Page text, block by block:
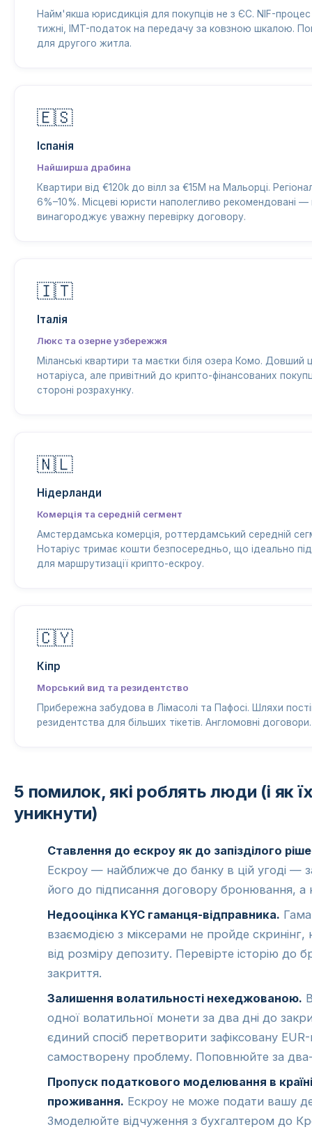
Найм'якша юрисдикція для покупців не з ЄС. NIF-
тижні, IMT-податок на передачу за ковзною шкалою.
для другого житла.
🇪🇸
Іспанія
Найширша драбина
Квартири від €120k до вілл за €15M на Мальорці.
6%–10%. Місцеві юристи наполегливо рекомендовані —
винагороджує уважну перевірку договору.
🇮🇹
Італія
Люкс та озерне узбережжя
Міланські квартири та маєтки біля озера Комо. Довший
нотаріуса, але привітний до крипто-фінансованих
стороні розрахунку.
🇳🇱
Нідерланди
Комерція та середній сегмент
Амстердамська комерція, роттердамський середній
Нотаріус тримає кошти безпосередньо, що ідеально
для маршрутизації крипто-ескроу.
🇨🇾
Кіпр
Морський вид та резидентство
Прибережна забудова в Лімасолі та Пафосі. Шляхи
резидентства для більших тікетів. Англомовні договори.
5 помилок, які роблять люди (і як
уникнути)
Ставлення до ескроу як до запізділого
Ескроу — найближче до банку в цій угоді —
його до підписання договору бронювання, а
Недооцінка KYC гаманця-відправника.
взаємодією з міксерами не пройде скринінг,
від розміру депозиту. Перевірте історію до
закриття.
Залишення волатильності нехеджованою.
одної волатильної монети за два дні до
єдиний спосіб перетворити зафіксовану EUR-
самостворену проблему. Поповнюйте за
Пропуск податкового моделювання в країні
проживання. Ескроу не може подати вашу
Змоделюйте відчуження з бухгалтером до